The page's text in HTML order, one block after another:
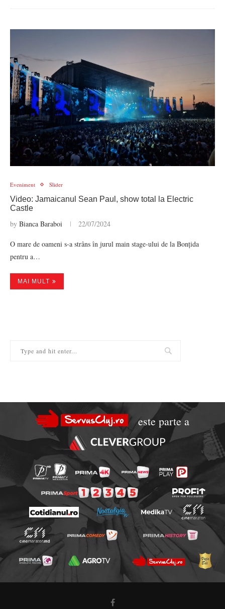
Eveniment Slider
Video: Jamaicanul Sean Paul, show total la Electric
Castle
by Bianca Baraboi 22/07/2024
O mare de oameni s-a strâns în jurul main stage-ului de la Bonțida
pentru a…
MAI MULT
este parte a